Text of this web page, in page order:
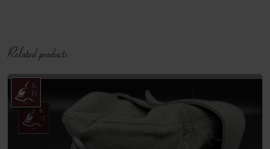
Related products